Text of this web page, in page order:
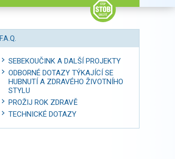
F.A.Q.
SEBEKOUČINK A DALŠÍ PROJEKTY
ODBORNÉ DOTAZY TÝKAJÍCÍ SE
HUBNUTÍ A ZDRAVÉHO ŽIVOTNÍHO
STYLU
PROŽIJ ROK ZDRAVĚ
TECHNICKÉ DOTAZY